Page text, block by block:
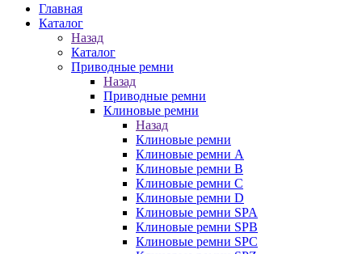
Главная
Каталог
Назад
Каталог
Приводные ремни
Назад
Приводные ремни
Клиновые ремни
Назад
Клиновые ремни
Клиновые ремни A
Клиновые ремни B
Клиновые ремни C
Клиновые ремни D
Клиновые ремни SPA
Клиновые ремни SPB
Клиновые ремни SPC